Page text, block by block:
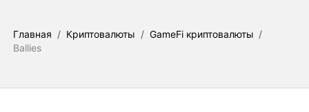
Главная / Криптовалюты / GameFi криптовалюты /
Ballies